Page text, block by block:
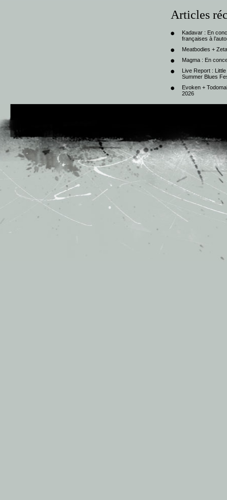
Articles
Kadavar : En
françaises à
Meatbodies +
Magma : En
Live Report :
Summer Blues
Evoken +
2026